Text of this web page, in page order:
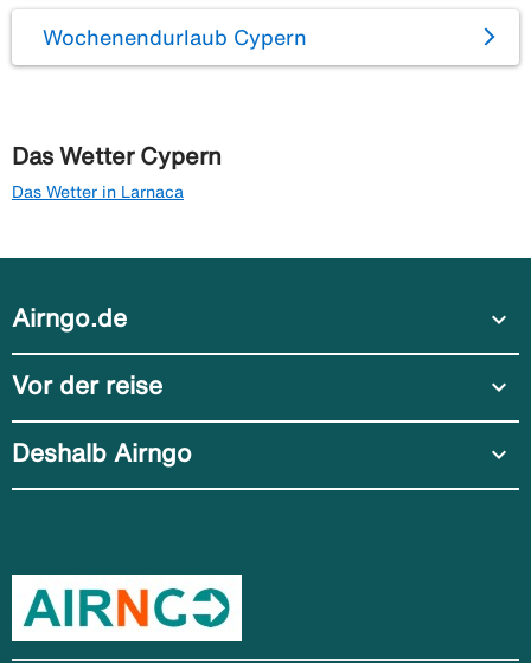
Wochenendurlaub Cypern
Das Wetter Cypern
Das Wetter in Larnaca
Airngo.de expand_more
Vor der reise expand_more
Deshalb Airngo expand_more